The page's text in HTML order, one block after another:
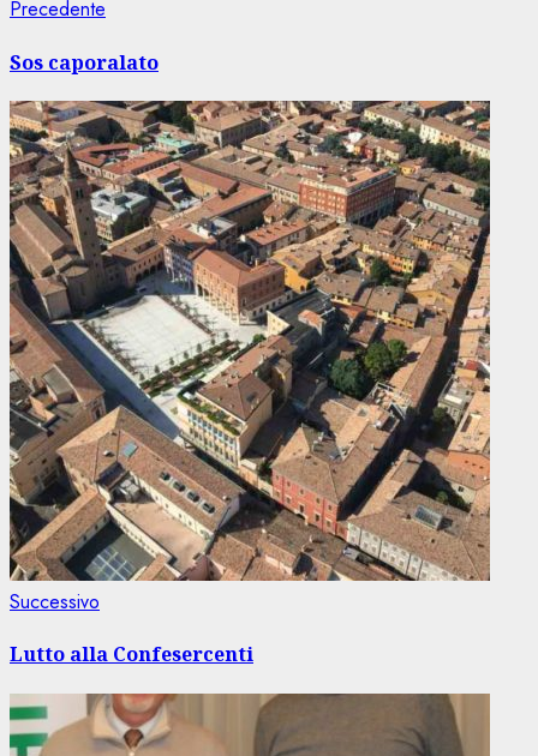
Navigazione
articolo
Precedente
Sos caporalato
Successivo
Lutto alla Confesercenti